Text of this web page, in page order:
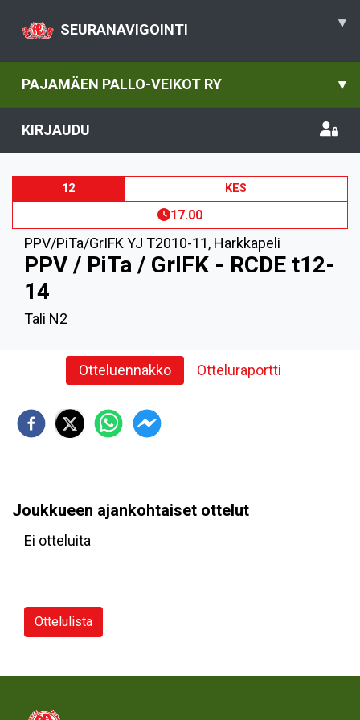
SEURANAVIGOINTI ▾
PAJAMÄEN PALLO-VEIKOT RY ▾
KIRJAUDU
12 KES
17.00
PPV/PiTa/GrIFK YJ T2010-11, Harkkapeli
PPV / PiTa / GrIFK - RCDE t12-
14
Tali N2
Otteluennakko Otteluraportti
Joukkueen ajankohtaiset ottelut
Ei otteluita
Ottelulista